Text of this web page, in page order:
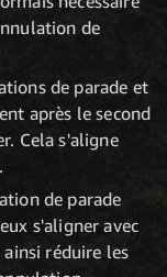
de
de parade et
après le second
Cela s'aligne
de parade
s'aligner avec
réduire les